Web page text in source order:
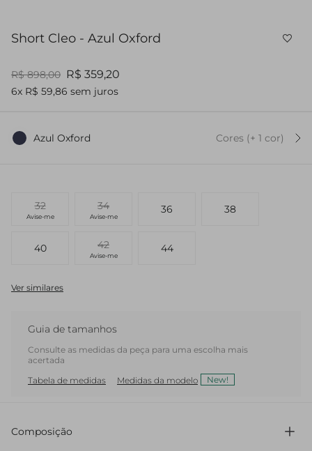
Short Cleo - Azul Oxford
R$ 898,00 R$ 359,20
6x R$ 59,86 sem juros
Azul Oxford Cores (+ 1 cor)
32
Avise-me
34
Avise-me
36 38
40 42
Avise-me
44
Ver similares
Guia de tamanhos
Consulte as medidas da peça para uma escolha mais
acertada
Tabela de medidas
Medidas da modelo New!
Composição